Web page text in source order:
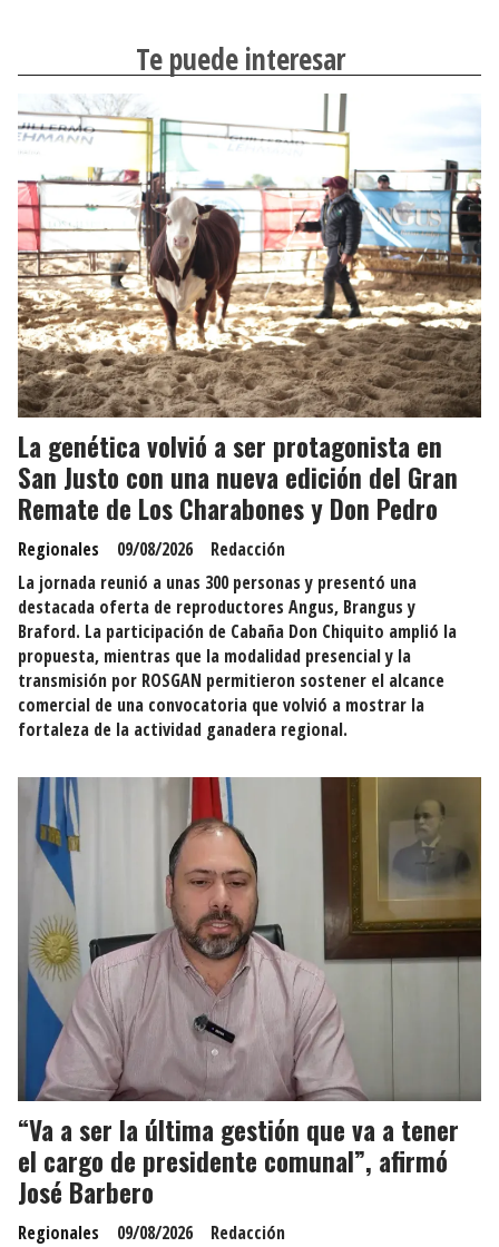
Te puede interesar
La genética volvió a ser protagonista en
San Justo con una nueva edición del Gran
Remate de Los Charabones y Don Pedro
Redacción
Regionales
09/08/2026
La jornada reunió a unas 300 personas y presentó una
destacada oferta de reproductores Angus, Brangus y
Braford. La participación de Cabaña Don Chiquito amplió la
propuesta, mientras que la modalidad presencial y la
transmisión por ROSGAN permitieron sostener el alcance
comercial de una convocatoria que volvió a mostrar la
fortaleza de la actividad ganadera regional.
“Va a ser la última gestión que va a tener
el cargo de presidente comunal”, afirmó
José Barbero
Redacción
Regionales
09/08/2026